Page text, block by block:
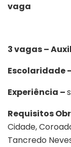
vaga
3 vagas –
Escolaridade
Experiência –
Requisitos
Cidade,
Tancredo